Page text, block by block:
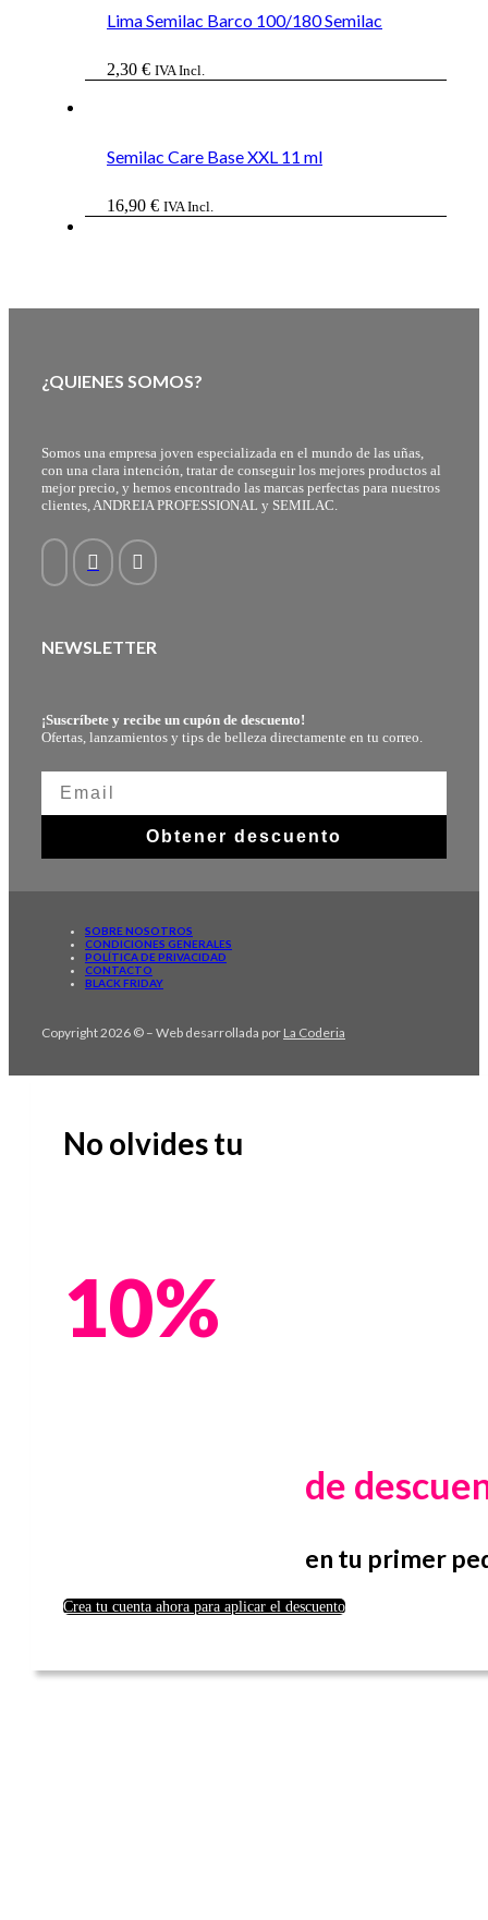
Lima Semilac Barco 100/180 Semilac
2,30 € IVA Incl.
Semilac Care Base XXL 11 ml
16,90 € IVA Incl.
¿QUIENES SOMOS?
Somos una empresa joven especializada en el mundo de las uñas,
con una clara intención, tratar de conseguir los mejores productos al
mejor precio, y hemos encontrado las marcas perfectas para nuestros
clientes, ANDREIA PROFESSIONAL y SEMILAC.
NEWSLETTER
¡Suscríbete y recibe un cupón de descuento!
Ofertas, lanzamientos y tips de belleza directamente en tu correo.
Obtener descuento
SOBRE NOSOTROS
CONDICIONES GENERALES
POLÍTICA DE PRIVACIDAD
CONTACTO
BLACK FRIDAY
Copyright 2026 © – Web desarrollada por La Coderia
No olvides tu
10%
de
en tu primer
Crea tu cuenta ahora para aplicar el descuento